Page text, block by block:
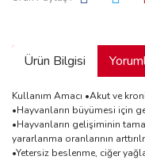
Ürün Bilgisi
Kullanım Amacı •Akut ve
•Hayvanların büyümesi için
•Hayvanların gelişiminin
yararlanma oranlarının
•Yetersiz beslenme, ciğer